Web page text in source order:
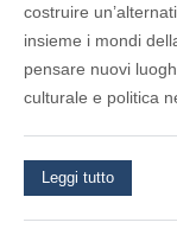
costruire
insieme i mondi
pensare nuovi
culturale e politica
Leggi tutto